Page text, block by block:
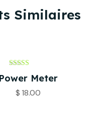
Similaires
Note
5.00
Power Meter
$ 18.00